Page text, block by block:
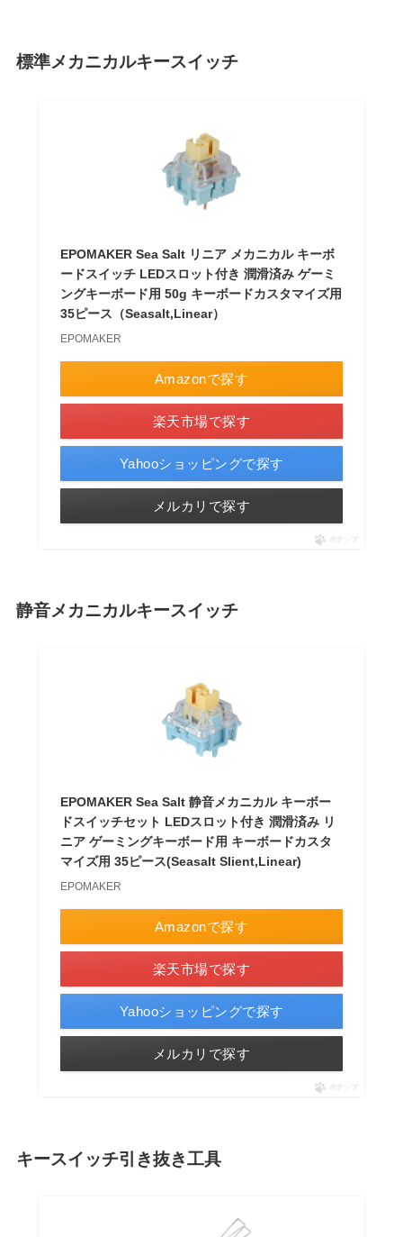
標準メカニカルキースイッチ
EPOMAKER Sea Salt リニア メカニカル キーボ
ードスイッチ LEDスロット付き 潤滑済み ゲーミ
ングキーボード用 50g キーボードカスタマイズ用
35ピース（Seasalt,Linear）
EPOMAKER
Amazonで探す
楽天市場で探す
Yahooショッピングで探す
メルカリで探す
ポチップ
静音メカニカルキースイッチ
EPOMAKER Sea Salt 静音メカニカル キーボー
ドスイッチセット LEDスロット付き 潤滑済み リ
ニア ゲーミングキーボード用 キーボードカスタ
マイズ用 35ピース(Seasalt Slient,Linear)
EPOMAKER
Amazonで探す
楽天市場で探す
Yahooショッピングで探す
メルカリで探す
ポチップ
キースイッチ引き抜き工具